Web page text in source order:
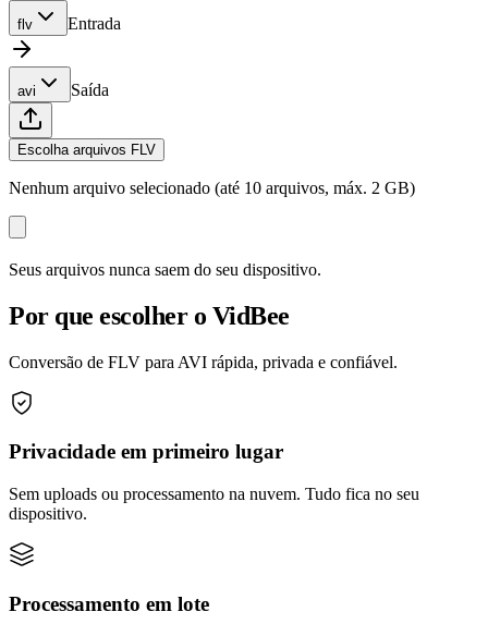
flv Entrada
avi Saída
Escolha arquivos FLV
Nenhum arquivo selecionado (até 10 arquivos, máx. 2 GB)
Seus arquivos nunca saem do seu dispositivo.
Por que escolher o VidBee
Conversão de FLV para AVI rápida, privada e confiável.
Privacidade em primeiro lugar
Sem uploads ou processamento na nuvem. Tudo fica no seu
dispositivo.
Processamento em lote